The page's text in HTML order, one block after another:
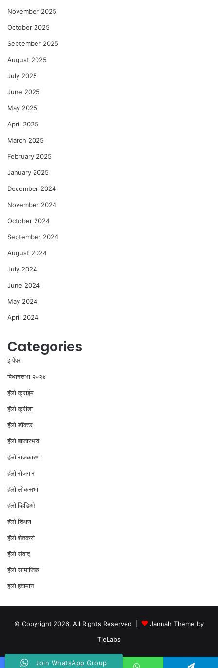
November 2025
October 2025
September 2025
August 2025
July 2025
June 2025
May 2025
April 2025
March 2025
February 2025
January 2025
December 2024
November 2024
October 2024
September 2024
August 2024
July 2024
June 2024
May 2024
April 2024
Categories
इ पेपर
विधानसभा २०२४
⁠हॅलो क्राईम
हॅलो क्रीडा
हॅलो डॉक्टर
हॅलो बाजारभाव
हॅलो राजकारण
⁠हॅलो रोजगार
हॅलो लोकसभा
⁠हॅलो व्हिडिओ
हॅलो शिक्षण
⁠हॅलो शेतकरी
⁠हॅलो संवाद
हॅलो सामाजिक
हॅलो हवामान
© Copyright 2026, All Rights Reserved |
Jannah Theme by
TieLabs
Join WhatsApp Group